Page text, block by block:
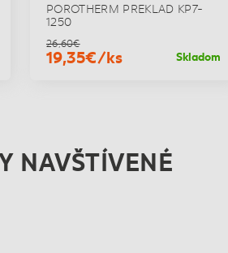
POROTHERM PREKLAD KP7-
1250
26,60€
19,35€/ks Skladom
NAVŠTÍVENÉ